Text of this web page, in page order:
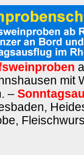
mit
–